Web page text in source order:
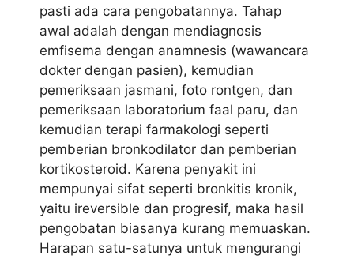
pasti ada cara pengobatannya. Tahap
awal adalah dengan mendiagnosis
emfisema dengan anamnesis (wawancara
dokter dengan pasien), kemudian
pemeriksaan jasmani, foto rontgen, dan
pemeriksaan laboratorium faal paru, dan
kemudian terapi farmakologi seperti
pemberian bronkodilator dan pemberian
kortikosteroid. Karena penyakit ini
mempunyai sifat seperti bronkitis kronik,
yaitu ireversible dan progresif, maka hasil
pengobatan biasanya kurang memuaskan.
Harapan satu-satunya untuk mengurangi